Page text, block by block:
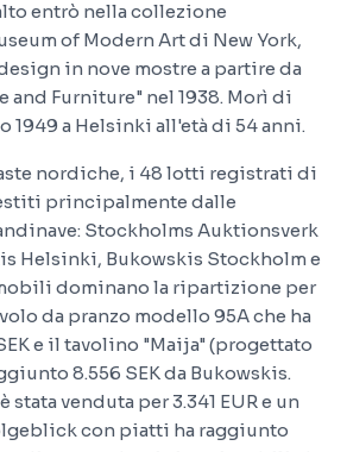
entrò nella collezione
of Modern Art di New York,
in nove mostre a partire da
and Furniture" nel 1938. Morì di
1949 a Helsinki all'età di 54 anni.
nordiche, i 48 lotti registrati di
principalmente dalle
Stockholms Auktionsverk
Helsinki, Bukowskis Stockholm e
dominano la ripartizione per
da pranzo modello 95A che ha
e il tavolino "Maija" (progettato
8.556 SEK da Bukowskis.
stata venduta per 3.341 EUR e un
con piatti ha raggiunto